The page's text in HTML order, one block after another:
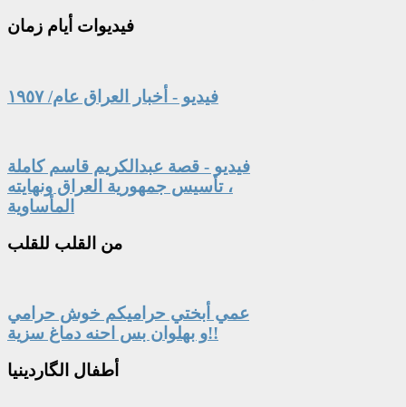
فيديوات أيام زمان
فيديو - أخبار العراق عام/ ١٩٥٧
فيديو - قصة عبدالكريم قاسم كاملة
، تأسيس جمهورية العراق ونهايته
المأساوية
من القلب للقلب
عمي أبختي حراميكم خوش حرامي
و بهلوان بس احنه دماغ سزية!!
أطفال الگاردينيا